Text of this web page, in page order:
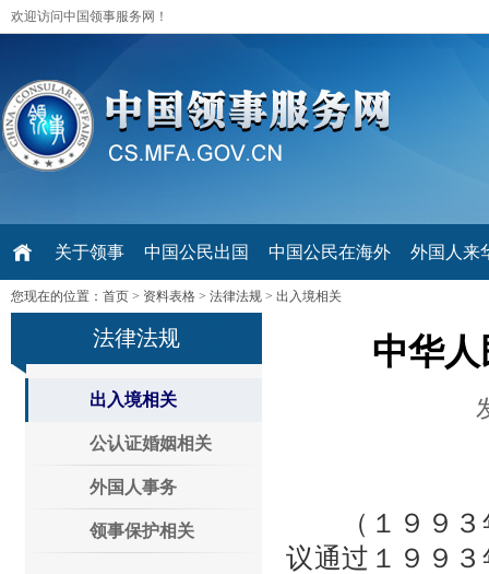
欢迎访问中国领事服务网！
关于领事 中国公民出国 中国公民在海外 外国人来
您现在的位置： 首页 > 资料表格 > 法律法规 > 出入境相关
法律法规
出入境相关
公认证婚姻相关
外国人事务
领事保护相关
中华
（１９９３年
议通过１９９